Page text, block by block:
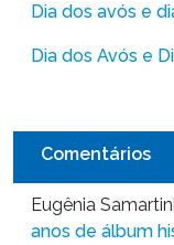
Dia dos avós e
Dia dos Avós e
Comentários
Eugênia Samartini
anos de álbum